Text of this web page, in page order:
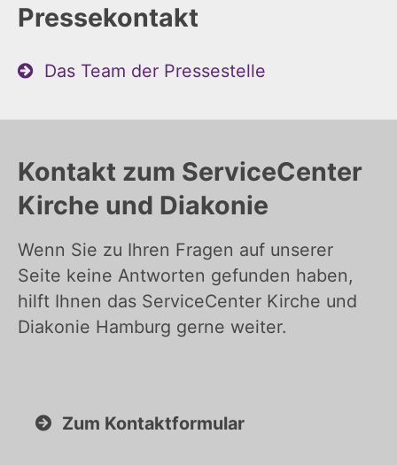
Pressekontakt
Das Team der Pressestelle
Kontakt zum ServiceCenter
Kirche und Diakonie
Wenn Sie zu Ihren Fragen auf unserer
Seite keine Antworten gefunden haben,
hilft Ihnen das ServiceCenter Kirche und
Diakonie Hamburg gerne weiter.
Zum Kontaktformular